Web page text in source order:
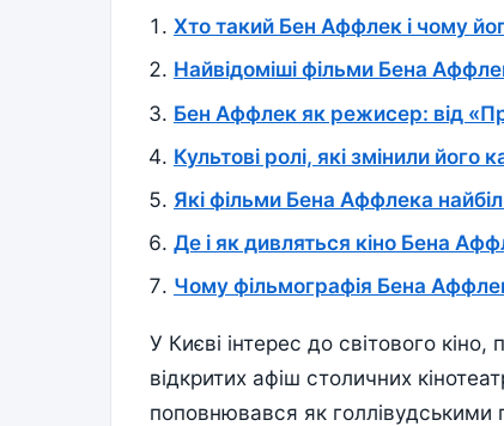
Хто такий Бен Аффлек і чому
Найвідоміші фільми Бена
Бен Аффлек як режисер: від
Культові ролі, які змінили його
Які фільми Бена Аффлека
Де і як дивляться кіно Бена
Чому фільмографія Бена
У Києві інтерес до світового
відкритих афіш столичних
поповнювався як голлівудськими